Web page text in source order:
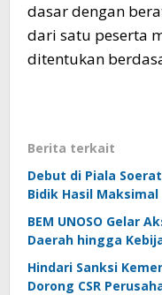
dasar dengan
dari satu peserta
ditentukan
Berita terkait
Debut di Piala
Bidik Hasil Maksimal
BEM UNOSO Gelar
Daerah hingga
Hindari Sanksi
Dorong CSR